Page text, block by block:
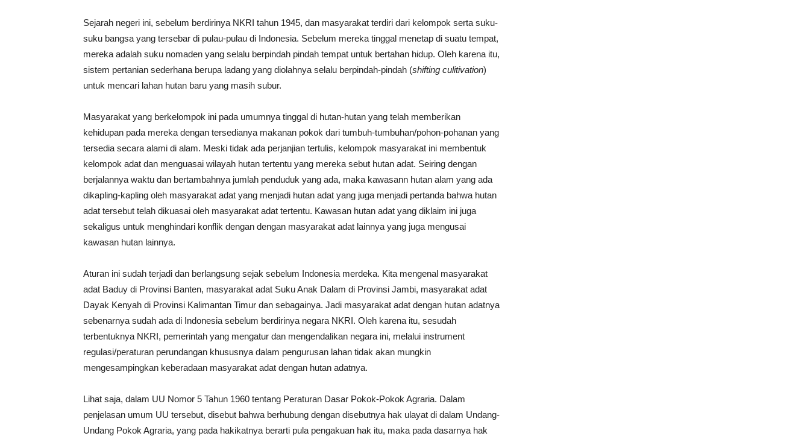
Sejarah negeri ini, sebelum berdirinya NKRI tahun 1945, dan masyarakat terdiri dari kelompok serta suku-
suku bangsa yang tersebar di pulau-pulau di Indonesia. Sebelum mereka tinggal menetap di suatu tempat,
mereka adalah suku nomaden yang selalu berpindah pindah tempat untuk bertahan hidup. Oleh karena itu,
sistem pertanian sederhana berupa ladang yang diolahnya selalu berpindah-pindah (shifting culitivation)
untuk mencari lahan hutan baru yang masih subur.
Masyarakat yang berkelompok ini pada umumnya tinggal di hutan-hutan yang telah memberikan
kehidupan pada mereka dengan tersedianya makanan pokok dari tumbuh-tumbuhan/pohon-pohanan yang
tersedia secara alami di alam. Meski tidak ada perjanjian tertulis, kelompok masyarakat ini membentuk
kelompok adat dan menguasai wilayah hutan tertentu yang mereka sebut hutan adat. Seiring dengan
berjalannya waktu dan bertambahnya jumlah penduduk yang ada, maka kawasann hutan alam yang ada
dikapling-kapling oleh masyarakat adat yang menjadi hutan adat yang juga menjadi pertanda bahwa hutan
adat tersebut telah dikuasai oleh masyarakat adat tertentu. Kawasan hutan adat yang diklaim ini juga
sekaligus untuk menghindari konflik dengan dengan masyarakat adat lainnya yang juga mengusai
kawasan hutan lainnya.
Aturan ini sudah terjadi dan berlangsung sejak sebelum Indonesia merdeka. Kita mengenal masyarakat
adat Baduy di Provinsi Banten, masyarakat adat Suku Anak Dalam di Provinsi Jambi, masyarakat adat
Dayak Kenyah di Provinsi Kalimantan Timur dan sebagainya. Jadi masyarakat adat dengan hutan adatnya
sebenarnya sudah ada di Indonesia sebelum berdirinya negara NKRI. Oleh karena itu, sesudah
terbentuknya NKRI, pemerintah yang mengatur dan mengendalikan negara ini, melalui instrument
regulasi/peraturan perundangan khususnya dalam pengurusan lahan tidak akan mungkin
mengesampingkan keberadaan masyarakat adat dengan hutan adatnya.
Lihat saja, dalam UU Nomor 5 Tahun 1960 tentang Peraturan Dasar Pokok-Pokok Agraria. Dalam
penjelasan umum UU tersebut, disebut bahwa berhubung dengan disebutnya hak ulayat di dalam Undang-
Undang Pokok Agraria, yang pada hakikatnya berarti pula pengakuan hak itu, maka pada dasarnya hak